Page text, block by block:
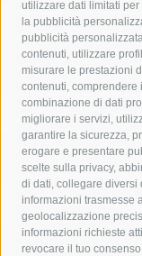
utilizzare dati limitati
la pubblicità
pubblicità
contenuti, utilizzare
misurare le prestazioni
contenuti, comprendere
combinazione di dati
migliorare i servizi,
garantire la sicurezza,
erogare e presentare
scelte sulla privacy,
di dati, collegare diversi
informazioni trasmesse
geolocalizzazione
informazioni richieste
revocare il tuo
Asl Napoli 3 sud
castellammare di
comune di sorrento
costiera amalfitana
fondazione sorrento
lavori
lorenzo
massimo coppola
penisola sorrentina
protezione civile